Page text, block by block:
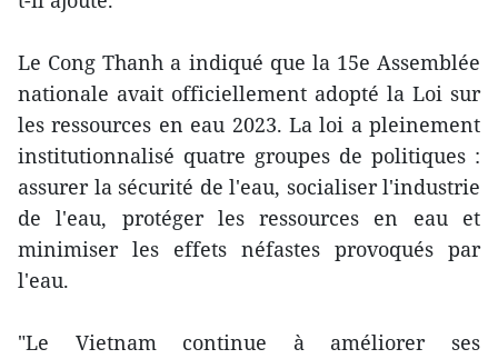
Le Cong Thanh a indiqué que la 15e Assemblée
nationale avait officiellement adopté la Loi sur
les ressources en eau 2023. La loi a pleinement
institutionnalisé quatre groupes de politiques :
assurer la sécurité de l'eau, socialiser l'industrie
de l'eau, protéger les ressources en eau et
minimiser les effets néfastes provoqués par
l'eau.
"Le Vietnam continue à améliorer ses